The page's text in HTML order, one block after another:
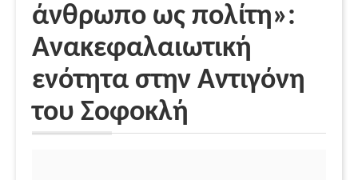
άνθρωπο ως πολίτη»:
Ανακεφαλαιωτική
ενότητα στην Αντιγόνη
του Σοφοκλή